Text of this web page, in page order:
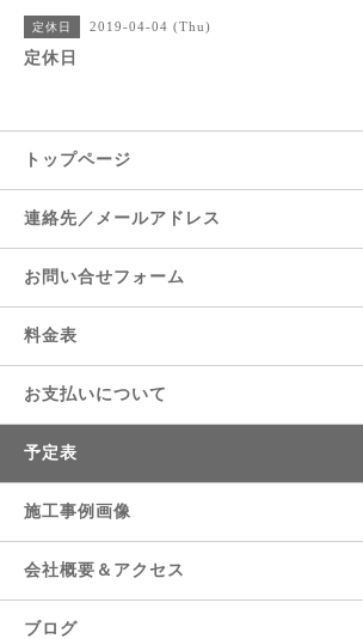
定休日 2019-04-04 (Thu)
定休日
トップページ
連絡先／メールアドレス
お問い合せフォーム
料金表
お支払いについて
予定表
施工事例画像
会社概要＆アクセス
ブログ